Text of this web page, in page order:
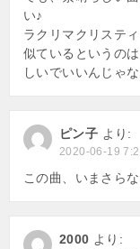
い♪
ラクリマクリステ
似ているというの
しいでいいんじゃ
ピン子 より:
2020-06-19
この曲、いまさら
2000 より: